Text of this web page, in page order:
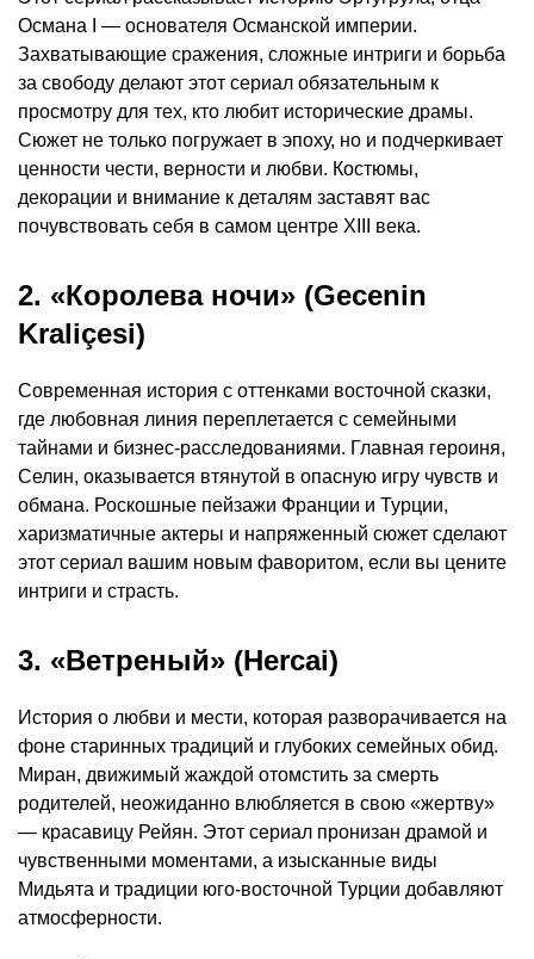
Османа I — основателя Османской империи.
Захватывающие сражения, сложные интриги и борьба
за свободу делают этот сериал обязательным к
просмотру для тех, кто любит исторические драмы.
Сюжет не только погружает в эпоху, но и подчеркивает
ценности чести, верности и любви. Костюмы,
декорации и внимание к деталям заставят вас
почувствовать себя в самом центре XIII века.
2. «Королева ночи» (Gecenin
Kraliçesi)
Современная история с оттенками восточной сказки,
где любовная линия переплетается с семейными
тайнами и бизнес-расследованиями. Главная героиня,
Селин, оказывается втянутой в опасную игру чувств и
обмана. Роскошные пейзажи Франции и Турции,
харизматичные актеры и напряженный сюжет сделают
этот сериал вашим новым фаворитом, если вы цените
интриги и страсть.
3. «Ветреный» (Hercai)
История о любви и мести, которая разворачивается на
фоне старинных традиций и глубоких семейных обид.
Миран, движимый жаждой отомстить за смерть
родителей, неожиданно влюбляется в свою «жертву»
— красавицу Рейян. Этот сериал пронизан драмой и
чувственными моментами, а изысканные виды
Мидьята и традиции юго-восточной Турции добавляют
атмосферности.